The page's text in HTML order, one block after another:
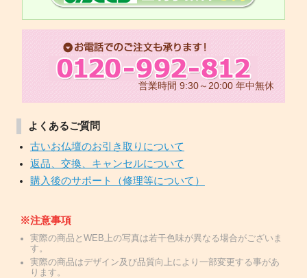
営業時間 9:30～20:00 年中無休
よくあるご質問
古いお仏壇のお引き取りについて
返品、交換、キャンセルについて
購入後のサポート（修理等について）
※注意事項
実際の商品とWEB上の写真は若干色味が異なる場合がございま
す。
実際の商品はデザイン及び品質向上により一部変更する事があ
ります。